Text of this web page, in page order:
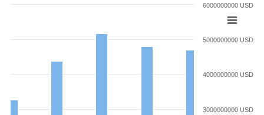
3000000000 USD
4000000000 USD
5000000000 USD
6000000000 USD